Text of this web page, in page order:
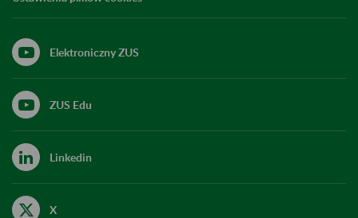
Elektroniczny ZUS
ZUS Edu
Linkedin
X